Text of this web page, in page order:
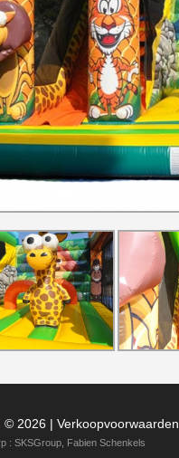
© 2026 | Verkoopvoorwaarden
: SKSGroup Fabien Schenkels